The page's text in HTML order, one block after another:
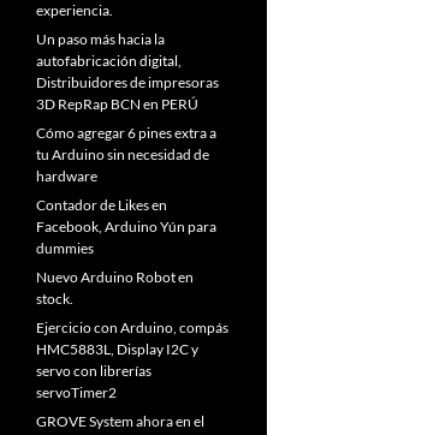
experiencia.
Un paso más hacia la
autofabricación digital,
Distribuidores de impresoras
3D RepRap BCN en PERÚ
Cómo agregar 6 pines extra a
tu Arduino sin necesidad de
hardware
Contador de Likes en
Facebook, Arduino Yún para
dummies
Nuevo Arduino Robot en
stock.
Ejercicio con Arduino, compás
HMC5883L, Display I2C y
servo con librerías
servoTimer2
GROVE System ahora en el